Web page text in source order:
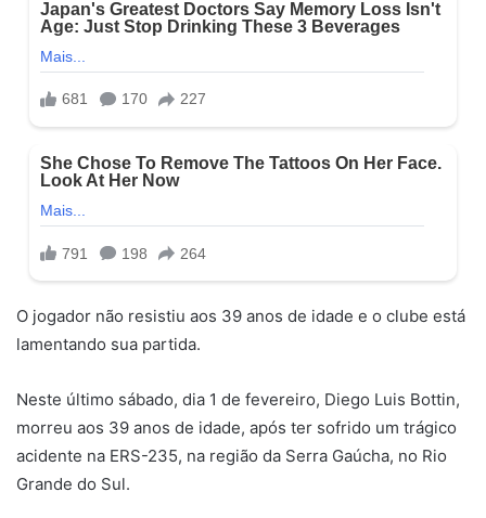
O jogador não resistiu aos 39 anos de idade e o clube está
lamentando sua partida.
Neste último sábado, dia 1 de fevereiro, Diego Luis Bottin,
morreu aos 39 anos de idade, após ter sofrido um trágico
acidente na ERS-235, na região da Serra Gaúcha, no Rio
Grande do Sul.